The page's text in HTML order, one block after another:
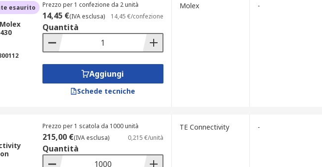
esaurito Prezzo per 1 confezione da 2 unità
14,45 €(IVA esclusa) 14,45 €/confezione
Quantità
Aggiungi
Schede tecniche
Molex -
Prezzo per 1 scatola da 1000 unità
215,00 €(IVA esclusa) 0,215 €/unità
Quantità
TE Connectivity -